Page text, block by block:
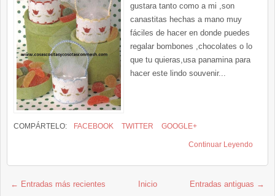
gustara tanto como a mi ,son
canastitas hechas a mano muy
fáciles de hacer en donde puedes
regalar bombones ,chocolates o lo
que tu quieras,usa panamina para
hacer este lindo souvenir...
COMPÁRTELO: FACEBOOK TWITTER GOOGLE+
Continuar Leyendo
← Entradas más recientes Entradas antiguas →
Inicio